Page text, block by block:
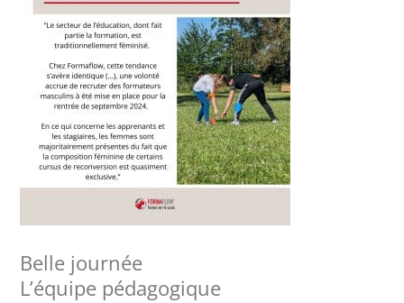
Belle journée
L’équipe pédagogique